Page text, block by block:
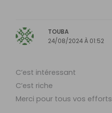
TOUBA
24/08/2024 À 01:52
C’est intéressant
C’est riche
Merci pour tous vos efforts